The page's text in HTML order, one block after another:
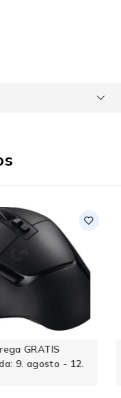
Entrega GRATIS
9. agosto - 12.